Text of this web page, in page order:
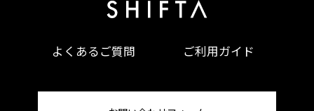
よくあるご質問 ご利用ガイド